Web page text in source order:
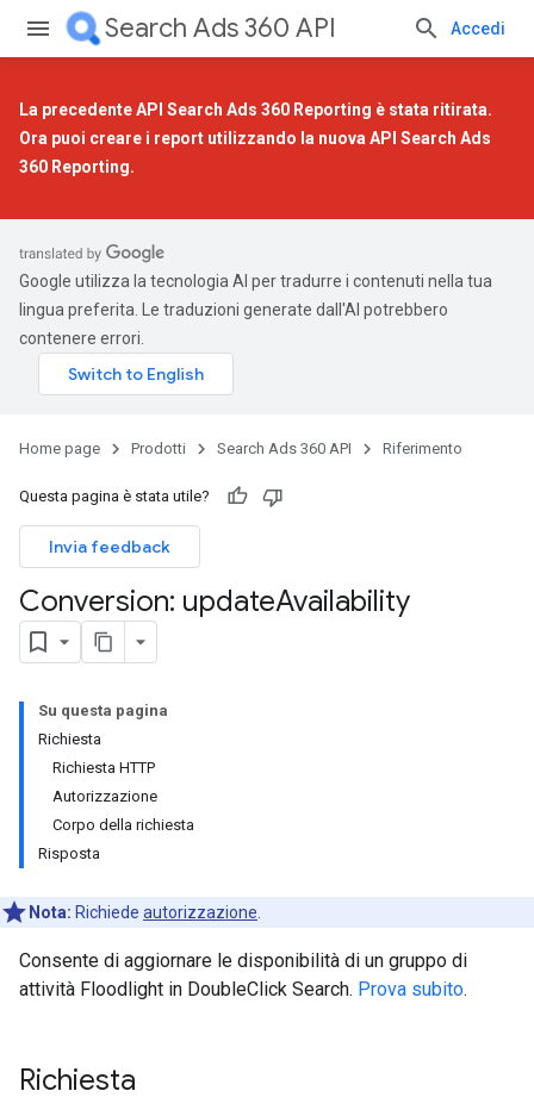
Search Ads 360 API Accedi
La precedente API Search Ads 360 Reporting è stata ritirata.
Ora puoi creare i report utilizzando la nuova API Search Ads
360 Reporting.
Google utilizza la tecnologia AI per tradurre i contenuti nella tua
lingua preferita. Le traduzioni generate dall'AI potrebbero
contenere errori.
Home page Prodotti Search Ads 360 API Riferimento
Questa pagina è stata utile?
Invia feedback
Conversion: updateAvailability
Su questa pagina
Richiesta
Richiesta HTTP
Autorizzazione
Corpo della richiesta
Risposta
Nota: Richiede autorizzazione
Consente di aggiornare le disponibilità di un gruppo di
attività Floodlight in DoubleClick Search. Prova subito.
Richiesta